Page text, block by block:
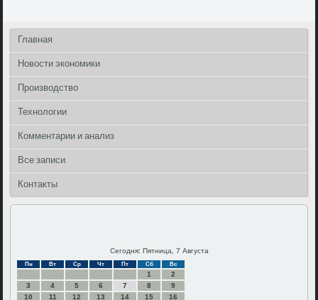
Главная
Новости экономики
Производство
Технологии
Комментарии и анализ
Все записи
Контакты
Сегодня: Пятница, 7 Августа
Пн Вт Ср Чт Пт Сб Вс
1
2
3
4 5 6 7 8
9
10
11 12 13 14 15
16